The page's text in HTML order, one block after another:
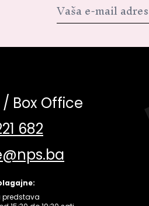
Box Office
682
predstava